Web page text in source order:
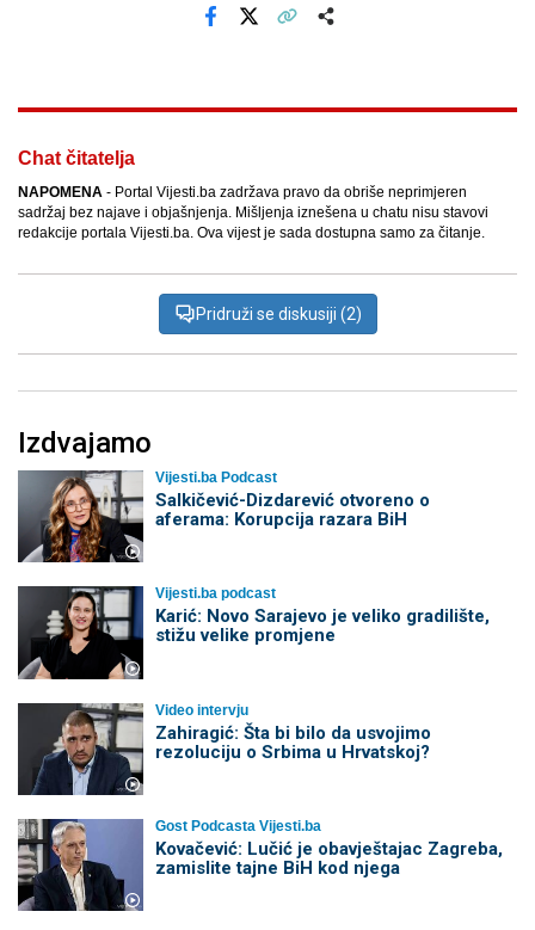
Chat čitatelja
NAPOMENA - Portal Vijesti.ba zadržava pravo da obriše neprimjeren
sadržaj bez najave i objašnjenja. Mišljenja iznešena u chatu nisu stavovi
redakcije portala Vijesti.ba. Ova vijest je sada dostupna samo za čitanje.
Pridruži se diskusiji (2)
Izdvajamo
Vijesti.ba Podcast
Salkičević-Dizdarević otvoreno o
aferama: Korupcija razara BiH
Vijesti.ba podcast
Karić: Novo Sarajevo je veliko gradilište,
stižu velike promjene
Video intervju
Zahiragić: Šta bi bilo da usvojimo
rezoluciju o Srbima u Hrvatskoj?
Gost Podcasta Vijesti.ba
Kovačević: Lučić je obavještajac Zagreba,
zamislite tajne BiH kod njega